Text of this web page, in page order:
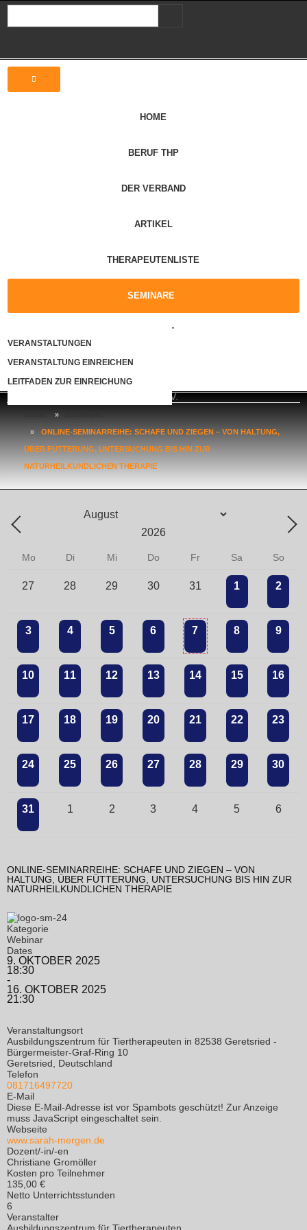
HOME
BERUF THP
DER VERBAND
ARTIKEL
THERAPEUTENLISTE
SEMINARE
VERANSTALTUNGEN
VERANSTALTUNG EINREICHEN
LEITFADEN ZUR EINREICHUNG
KONTAKT
»
» ONLINE-SEMINARREIHE: SCHAFE UND ZIEGEN – VON HALTUNG,
ÜBER FÜTTERUNG, UNTERSUCHUNG BIS HIN ZUR
NATURHEILKUNDLICHEN THERAPIE
Mo Di Mi Do Fr Sa So
27 28 29 30 31 1 2
3 4 5 6 7 8 9
10 11 12 13 14 15 16
17 18 19 20 21 22 23
24 25 26 27 28 29 30
31 1 2 3 4 5 6
ONLINE-SEMINARREIHE: SCHAFE UND ZIEGEN – VON
HALTUNG, ÜBER FÜTTERUNG, UNTERSUCHUNG BIS HIN ZUR
NATURHEILKUNDLICHEN THERAPIE
Kategorie
Webinar
Dates
9. OKTOBER 2025
18:30
-
16. OKTOBER 2025
21:30
Veranstaltungsort
Ausbildungszentrum für Tiertherapeuten in 82538 Geretsried -
Bürgermeister-Graf-Ring 10
Geretsried, Deutschland
Telefon
081716497720
E-Mail
Diese E-Mail-Adresse ist vor Spambots geschützt! Zur Anzeige
muss JavaScript eingeschaltet sein.
Webseite
www.sarah-mergen.de
Dozent/-in/-en
Christiane Gromöller
Kosten pro Teilnehmer
135,00 €
Netto Unterrichtsstunden
6
Veranstalter
Ausbildungszentrum für Tiertherapeuten